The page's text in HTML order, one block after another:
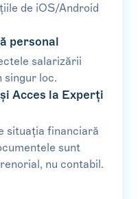
de iOS/Android
personal
salarizării
singur loc.
Acces la Experți
situația financiară
sunt
nu contabil.